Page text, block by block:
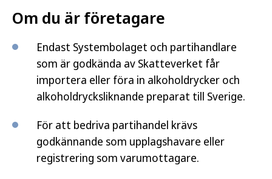
Om du är företagare
Endast Systembolaget och partihandlare
som är godkända av Skatteverket får
importera eller föra in alkoholdrycker och
alkoholdrycksliknande preparat till Sverige.
För att bedriva partihandel krävs
godkännande som upplagshavare eller
registrering som varumottagare.